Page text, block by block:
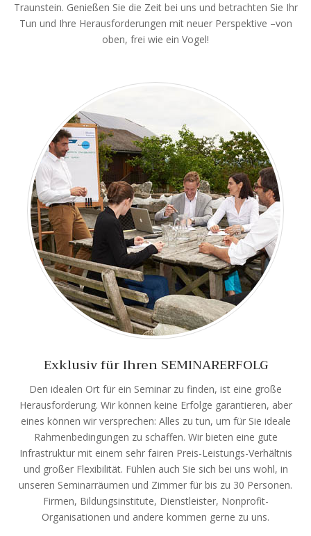
Traunstein. Genießen Sie die Zeit bei uns und betrachten Sie Ihr
Tun und Ihre Herausforderungen mit neuer Perspektive –von
oben, frei wie ein Vogel!
Exklusiv für Ihren SEMINARERFOLG
Den idealen Ort für ein Seminar zu finden, ist eine große
Herausforderung. Wir können keine Erfolge garantieren, aber
eines können wir versprechen: Alles zu tun, um für Sie ideale
Rahmenbedingungen zu schaffen. Wir bieten eine gute
Infrastruktur mit einem sehr fairen Preis-Leistungs-Verhältnis
und großer Flexibilität. Fühlen auch Sie sich bei uns wohl, in
unseren Seminarräumen und Zimmer für bis zu 30 Personen.
Firmen, Bildungsinstitute, Dienstleister, Nonprofit-
Organisationen und andere kommen gerne zu uns.